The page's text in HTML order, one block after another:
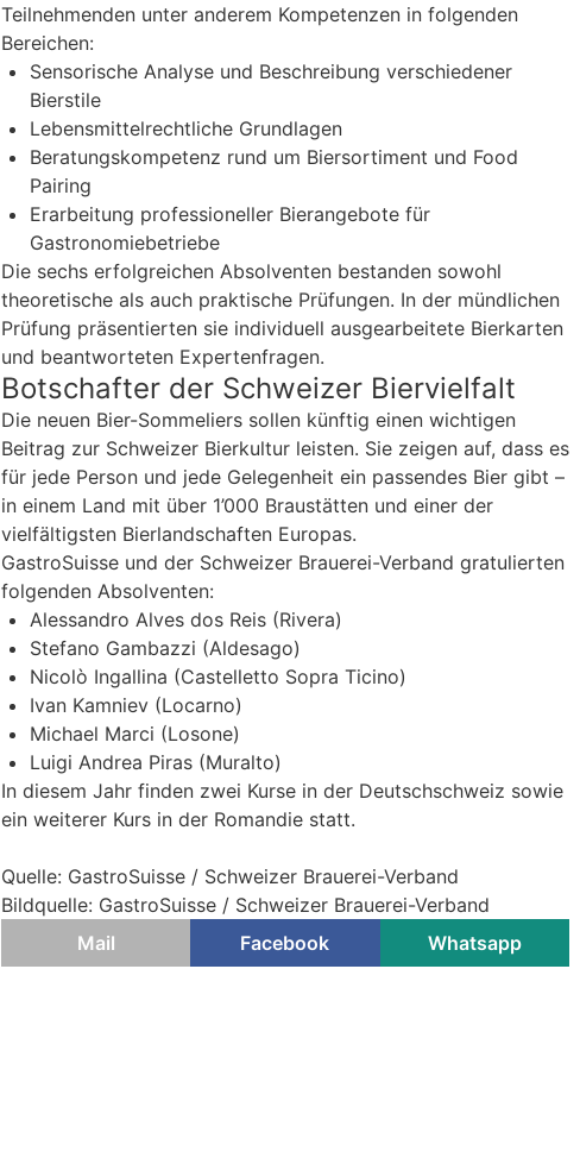
Teilnehmenden unter anderem Kompetenzen in folgenden
Bereichen:
Sensorische Analyse und Beschreibung verschiedener
Bierstile
Lebensmittelrechtliche Grundlagen
Beratungskompetenz rund um Biersortiment und Food
Pairing
Erarbeitung professioneller Bierangebote für
Gastronomiebetriebe
Die sechs erfolgreichen Absolventen bestanden sowohl
theoretische als auch praktische Prüfungen. In der mündlichen
Prüfung präsentierten sie individuell ausgearbeitete Bierkarten
und beantworteten Expertenfragen.
Botschafter der Schweizer Biervielfalt
Die neuen Bier-Sommeliers sollen künftig einen wichtigen
Beitrag zur Schweizer Bierkultur leisten. Sie zeigen auf, dass es
für jede Person und jede Gelegenheit ein passendes Bier gibt –
in einem Land mit über 1’000 Braustätten und einer der
vielfältigsten Bierlandschaften Europas.
GastroSuisse und der Schweizer Brauerei-Verband gratulierten
folgenden Absolventen:
Alessandro Alves dos Reis (Rivera)
Stefano Gambazzi (Aldesago)
Nicolò Ingallina (Castelletto Sopra Ticino)
Ivan Kamniev (Locarno)
Michael Marci (Losone)
Luigi Andrea Piras (Muralto)
In diesem Jahr finden zwei Kurse in der Deutschschweiz sowie
ein weiterer Kurs in der Romandie statt.
Quelle: GastroSuisse / Schweizer Brauerei-Verband
Bildquelle: GastroSuisse / Schweizer Brauerei-Verband
Mail
Facebook Whatsapp